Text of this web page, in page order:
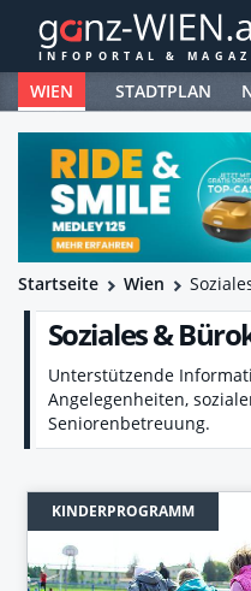
WIEN STADTPLAN
Startseite Wien
Soziales &
Unterstützende
Angelegenheiten,
Seniorenbetreuung.
KINDERPROGRAMM